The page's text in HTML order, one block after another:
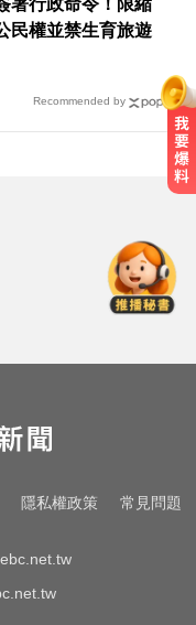
署行政命令！限縮
民權並禁生育旅遊
Recommended by
星被判
哥斯隱私權政策 常見問題